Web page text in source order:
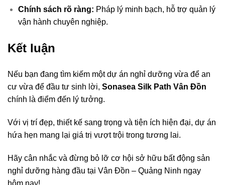
Chính sách rõ ràng: Pháp lý minh bạch, hỗ trợ quản lý
vận hành chuyên nghiệp.
Kết luận
Nếu bạn đang tìm kiếm một dự án nghỉ dưỡng vừa để an
cư vừa để đầu tư sinh lời, Sonasea Silk Path Vân Đồn
chính là điểm đến lý tưởng.
Với vị trí đẹp, thiết kế sang trọng và tiện ích hiện đại, dự án
hứa hẹn mang lại giá trị vượt trội trong tương lai.
Hãy cân nhắc và đừng bỏ lỡ cơ hội sở hữu bất động sản
nghỉ dưỡng hàng đầu tại Vân Đồn – Quảng Ninh ngay
hôm nay!